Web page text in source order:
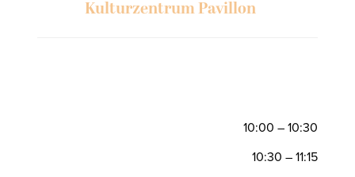
Kulturzentrum Pavillon
10:00 – 10:30
10:30 – 11:15